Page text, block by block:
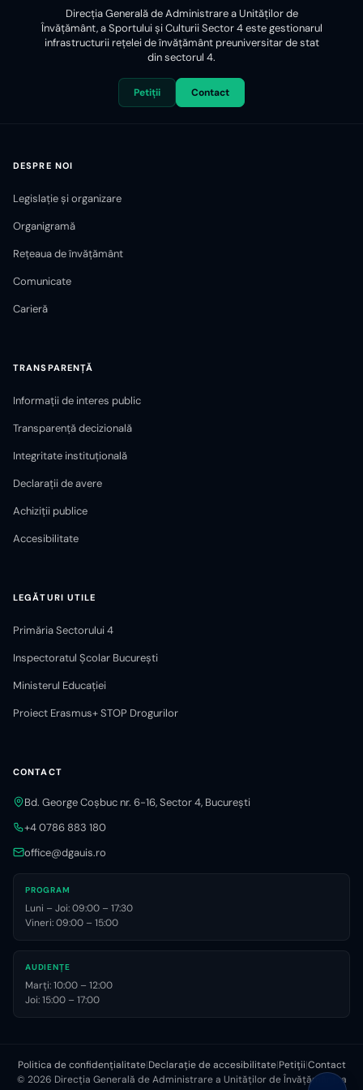
Direcția Generală de Administrare a Unităților de
Învățământ, a Sportului și Culturii Sector 4 este gestionarul
infrastructurii reţelei de învăţământ preuniversitar de stat
din sectorul 4.
Petiții Contact
DESPRE NOI
Legislație și organizare
Organigramă
Rețeaua de învățământ
Comunicate
Carieră
TRANSPARENȚĂ
Informații de interes public
Transparență decizională
Integritate instituțională
Declarații de avere
Achiziții publice
Accesibilitate
LEGĂTURI UTILE
Primăria Sectorului 4
Inspectoratul Școlar București
Ministerul Educației
Proiect Erasmus+ STOP Drogurilor
CONTACT
Bd. George Coșbuc nr. 6-16, Sector 4, București
+4 0786 883 180
office@dgauis.ro
PROGRAM
Luni – Joi: 09:00 – 17:30
Vineri: 09:00 – 15:00
AUDIENȚE
Marți: 10:00 – 12:00
Joi: 15:00 – 17:00
Politica de confidențialitate|Declarație de accesibilitate|Petiții|Contact
© 2026 Direcția Generală de Administrare a Unităților de Învățământ, a